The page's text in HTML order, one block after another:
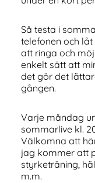
Så testa i
telefonen och
att ringa och
enkelt sätt att
det gör det
gången.
Varje måndag
sommarlive kl.
Välkomna att
jag kommer att
styrketräning,
m.m.